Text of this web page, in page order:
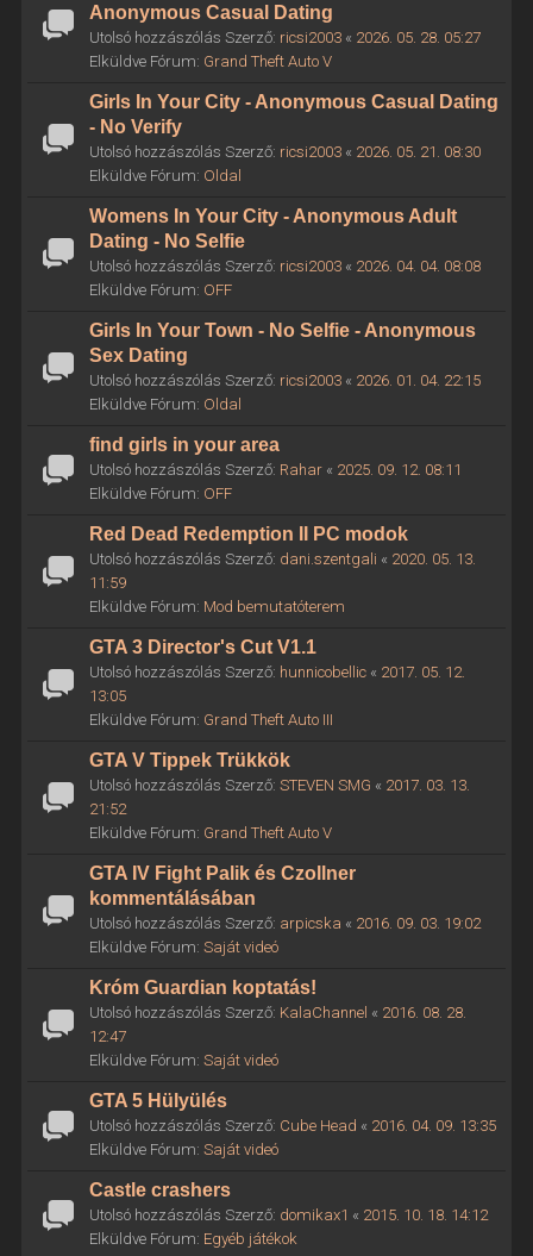
Anonymous Casual Dating
Utolsó hozzászólás Szerző: ricsi2003« 2026. 05. 28. 05:27
Elküldve Fórum: Grand Theft Auto V
Girls In Your City - Anonymous Casual Dating
- No Verify
Utolsó hozzászólás Szerző: ricsi2003« 2026. 05. 21. 08:30
Elküldve Fórum: Oldal
Womens In Your City - Anonymous Adult
Dating - No Selfie
Utolsó hozzászólás Szerző: ricsi2003« 2026. 04. 04. 08:08
Elküldve Fórum: OFF
Girls In Your Town - No Selfie - Anonymous
Sex Dating
Utolsó hozzászólás Szerző: ricsi2003« 2026. 01. 04. 22:15
Elküldve Fórum: Oldal
find girls in your area
Utolsó hozzászólás Szerző: Rahar« 2025. 09. 12. 08:11
Elküldve Fórum: OFF
Red Dead Redemption II PC modok
Utolsó hozzászólás Szerző: dani.szentgali « 2020. 05. 13.
11:59
Elküldve Fórum: Mod bemutatóterem
GTA 3 Director's Cut V1.1
Utolsó hozzászólás Szerző: hunnicobellic« 2017. 05. 12.
13:05
Elküldve Fórum: Grand Theft Auto III
GTA V Tippek Trükkök
Utolsó hozzászólás Szerző: STEVEN SMG « 2017. 03. 13.
21:52
Elküldve Fórum: Grand Theft Auto V
GTA IV Fight Palik és Czollner
kommentálásában
Utolsó hozzászólás Szerző: arpicska « 2016. 09. 03. 19:02
Elküldve Fórum: Saját videó
Króm Guardian koptatás!
Utolsó hozzászólás Szerző: KalaChannel « 2016. 08. 28.
12:47
Elküldve Fórum: Saját videó
GTA 5 Hülyülés
Utolsó hozzászólás Szerző: Cube Head « 2016. 04. 09. 13:35
Elküldve Fórum: Saját videó
Castle crashers
Utolsó hozzászólás Szerző: domikax1 « 2015. 10. 18. 14:12
Elküldve Fórum: Egyéb játékok